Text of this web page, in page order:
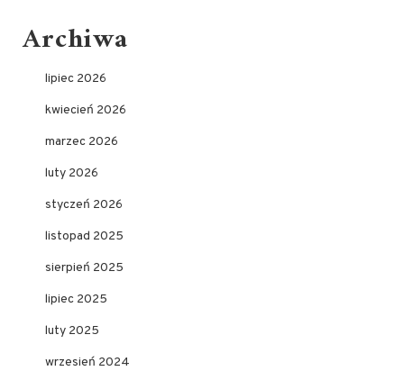
Archiwa
lipiec 2026
kwiecień 2026
marzec 2026
luty 2026
styczeń 2026
listopad 2025
sierpień 2025
lipiec 2025
luty 2025
wrzesień 2024